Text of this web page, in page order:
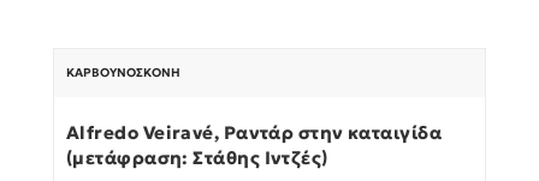
ΚΑΡΒΟΥΝΌΣΚΟΝΗ
Alfredo Veiravé, Ραντάρ στην καταιγίδα
(μετάφραση: Στάθης Ιντζές)